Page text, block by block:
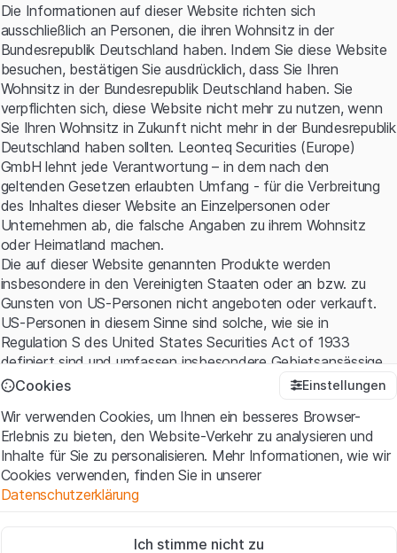
Serverfehler.
Die Informationen auf dieser Website richten sich
ausschließlich an Personen, die ihren Wohnsitz in der
Bundesrepublik Deutschland haben. Indem Sie diese Website
besuchen, bestätigen Sie ausdrücklich, dass Sie Ihren
Wohnsitz in der Bundesrepublik Deutschland haben. Sie
verpflichten sich, diese Website nicht mehr zu nutzen, wenn
Sie Ihren Wohnsitz in Zukunft nicht mehr in der Bundesrepublik
Deutschland haben sollten. Leonteq Securities (Europe)
GmbH lehnt jede Verantwortung – in dem nach den
geltenden Gesetzen erlaubten Umfang - für die Verbreitung
des Inhaltes dieser Website an Einzelpersonen oder
Unternehmen ab, die falsche Angaben zu ihrem Wohnsitz
oder Heimatland machen.
Die auf dieser Website genannten Produkte werden
insbesondere in den Vereinigten Staaten oder an bzw. zu
Gunsten von US-Personen nicht angeboten oder verkauft.
US-Personen in diesem Sinne sind solche, wie sie in
Regulation S des United States Securities Act of 1933
definiert sind und umfassen insbesondere Gebietsansässige
der Vereinigten Staaten sowie amerikanische Kapital- und
Nutzungsbedingungen und rechtliche Informationen
Mit dem Zugriff auf diese Website erklären Sie, dass Sie die
rechtlichen Informationen und die wichtigen Hinweise und
Nutzungsbedingungen verstanden haben und akzeptieren.
sind, unterlassen Sie bitte den Zugriff auf diese Website.
Cookies Einstellungen
Wir verwenden Cookies, um Ihnen ein besseres Browser-
Erlebnis zu bieten, den Website-Verkehr zu analysieren und
Inhalte für Sie zu personalisieren. Mehr Informationen, wie wir
Cookies verwenden, finden Sie in unserer
Datenschutzerklärung
Diese Cookies sind für die Website erforderlich und können nicht
Ich stimme nicht zu